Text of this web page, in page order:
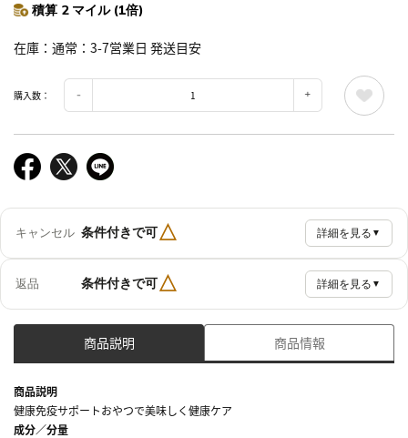
積算 2 マイル (1倍)
在庫 通常：3-7営業日 発送目安
購入数：
キャンセル 条件付きで可△ 詳細を見る ▼
返品 条件付きで可△ 詳細を見る ▼
商品説明 商品情報
商品説明
健康免疫サポートおやつで美味しく健康ケア
成分／分量